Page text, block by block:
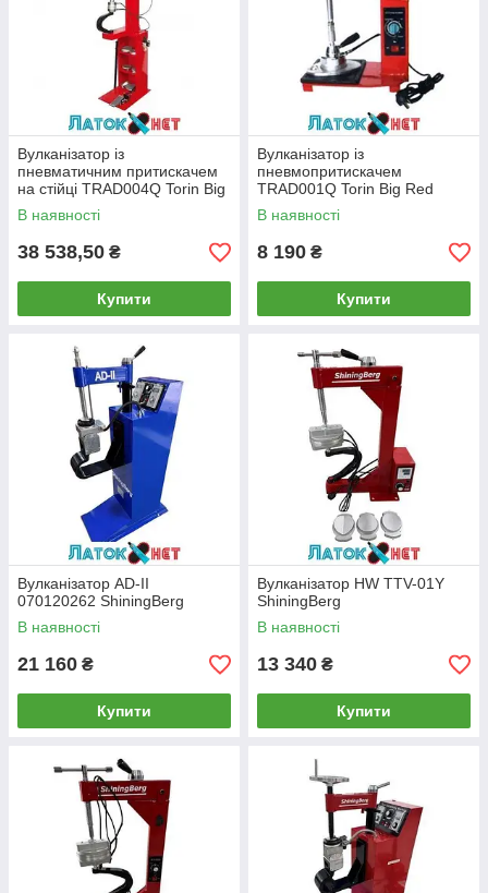
Вулканізатор із
пневматичним притискачем
на стійці TRAD004Q Torin Big
Red
В наявності
38 538,50 ₴
Купити
Вулканізатор із
пневмопритискачем
TRAD001Q Torin Big Red
В наявності
8 190 ₴
Купити
Вулканізатор AD-II
070120262 ShiningBerg
В наявності
21 160 ₴
Купити
Вулканізатор HW TTV-01Y
ShiningBerg
В наявності
13 340 ₴
Купити